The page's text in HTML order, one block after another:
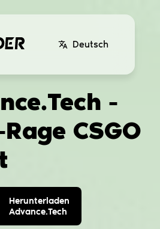
Deutsch
-
CSGO
Herunterladen
Advance.Tech